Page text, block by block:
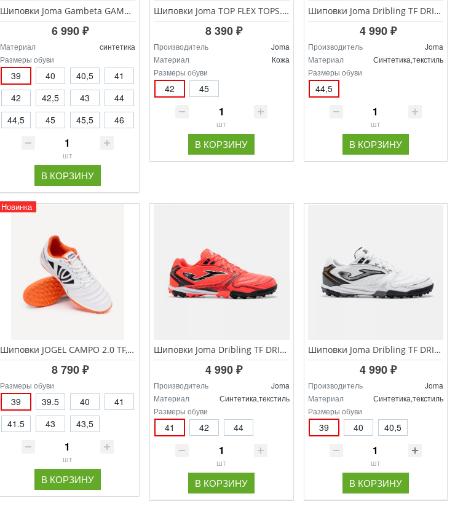
Шиповки Joma Gambeta GAMW.2608.TF
6 990 ₽
Материал
синтетика
Размеры обуви
39 40 40,5
41
42
42,5 43
44
44,5
45 45,5 46
шт
В КОРЗИНУ
Шиповки Joma TOP FLEX TOPS.2601.TF
8 390 ₽
Производитель
Joma
Материал
Кожа
Размеры обуви
42 45
шт
В КОРЗИНУ
Шиповки Joma Dribling TF DRIS.2601.TF
4 990 ₽
Производитель
Joma
Материал
Синтетика,текстиль
Размеры обуви
44,5
шт
В КОРЗИНУ
Новинка
Шиповки JOGEL CAMPO 2.0 TF, белый/оранжевый
8 790 ₽
Размеры обуви
39 39.5 40
41
41.5
43 43,5
шт
В КОРЗИНУ
Шиповки Joma Dribling TF DRIS.2608.TF
4 990 ₽
Производитель
Joma
Материал
Синтетика,текстиль
Размеры обуви
41 42 44
шт
В КОРЗИНУ
Шиповки Joma Dribling TF DRIS.2602.TF
4 990 ₽
Производитель
Joma
Материал
Синтетика,текстиль
Размеры обуви
39 40 40,5
шт
В КОРЗИНУ